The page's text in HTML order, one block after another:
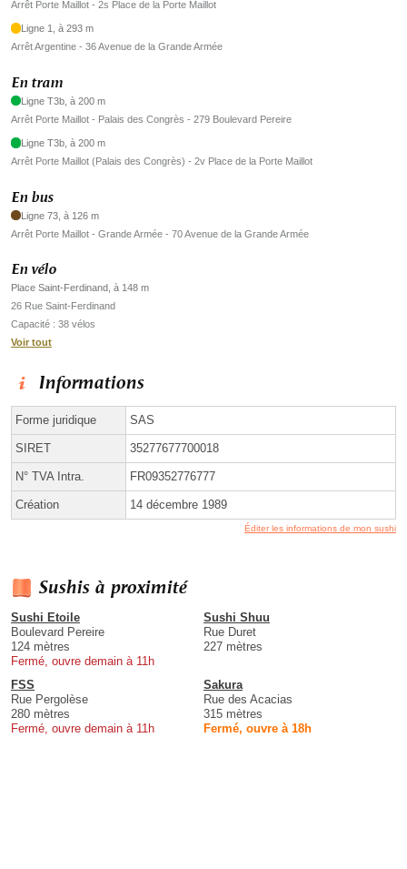
Arrêt Porte Maillot - 2s Place de la Porte Maillot
Ligne 1, à 293 m
Arrêt Argentine - 36 Avenue de la Grande Armée
En tram
Ligne T3b, à 200 m
Arrêt Porte Maillot - Palais des Congrès - 279 Boulevard Pereire
Ligne T3b, à 200 m
Arrêt Porte Maillot (Palais des Congrès) - 2v Place de la Porte Maillot
En bus
Ligne 73, à 126 m
Arrêt Porte Maillot - Grande Armée - 70 Avenue de la Grande Armée
En vélo
Place Saint-Ferdinand, à 148 m
26 Rue Saint-Ferdinand
Capacité : 38 vélos
Voir tout
Informations
Forme juridique SAS
SIRET 35277677700018
N° TVA Intra. FR09352776777
Création 14 décembre 1989
Éditer les informations de mon sushi
Sushis à proximité
Sushi Etoile
Boulevard Pereire
124 mètres
Fermé, ouvre demain à 11h
Sushi Shuu
Rue Duret
227 mètres
FSS
Rue Pergolèse
280 mètres
Fermé, ouvre demain à 11h
Sakura
Rue des Acacias
315 mètres
Fermé, ouvre à 18h